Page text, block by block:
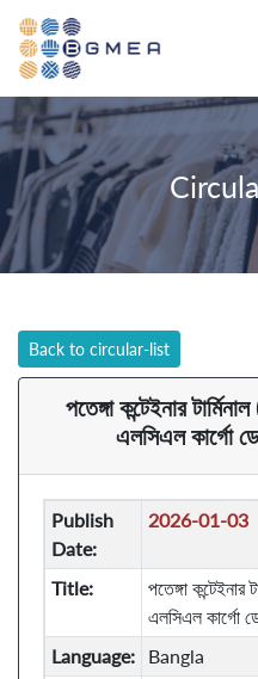
Back to circular-list
পতেঙ্গা কন্টেইনার
এলসিএল কার্গো
Publish
Date:
2026-01-03
Title:
পতেঙ্গা
এলসিএল কার্গো
Language:
Bangla